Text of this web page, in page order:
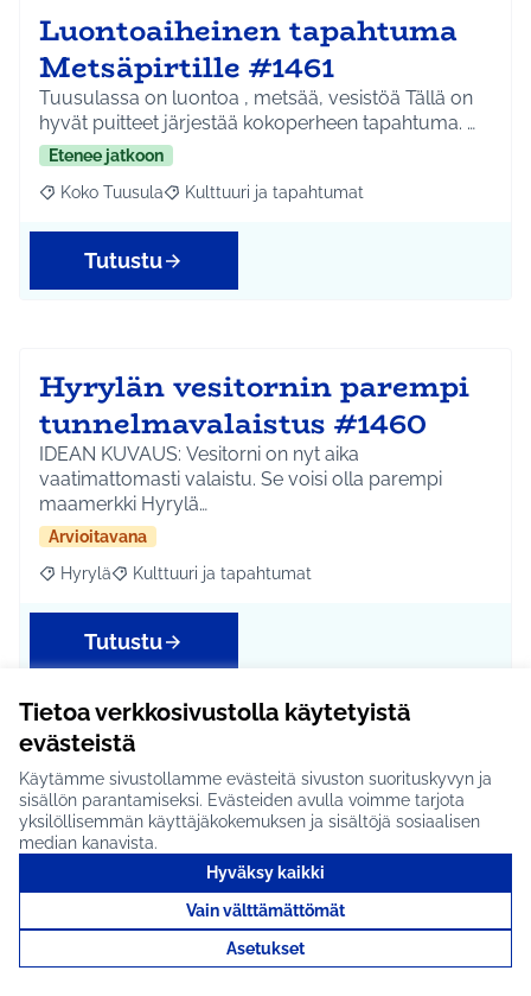
Tietoa verkkosivustolla käytetyistä
evästeistä
Käytämme sivustollamme evästeitä sivuston suorituskyvyn ja
sisällön parantamiseksi. Evästeiden avulla voimme tarjota
yksilöllisemmän käyttäjäkokemuksen ja sisältöjä sosiaalisen
median kanavista.
Hyväksy kaikki
Vain välttämättömät
Asetukset
Luontoaiheinen tapahtuma
Metsäpirtille #1461
Tuusulassa on luontoa , metsää, vesistöä Tällä on
hyvät puitteet järjestää kokoperheen tapahtuma. …
Etenee jatkoon
Rajaa tulokset aihepiirin mukaan: Koko Tuusula
Koko Tuusula Rajaa tulokset teeman mukaan: Kulttuuri ja
Kulttuuri ja tapahtumat
Tutustu
Hyrylän vesitornin parempi
tunnelmavalaistus #1460
IDEAN KUVAUS: Vesitorni on nyt aika
vaatimattomasti valaistu. Se voisi olla parempi
maamerkki Hyrylä…
Arvioitavana
Rajaa tulokset aihepiirin mukaan: Hyrylä
Hyrylä Rajaa tulokset teeman mukaan: Kulttuuri ja
Kulttuuri ja tapahtumat
Tutustu
Hyrylän Jokipellonpuistoon
laituri ja joen katselupaikka
lähelle jokea #1459
IDEAN KUVAUS: Montturockista tuttuun puistoon
joen mutkaan laituri ihan jokeen kiinni. Nyt jokea ei …
Ei etene jatkoon
Hyrylä Liikunta ja harrastukset